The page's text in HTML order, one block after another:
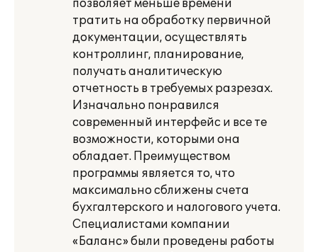
позволяет меньше времени
тратить на обработку первичной
документации, осуществлять
контроллинг, планирование,
получать аналитическую
отчетность в требуемых разрезах.
Изначально понравился
современный интерфейс и все те
возможности, которыми она
обладает. Преимуществом
программы является то, что
максимально сближены счета
бухгалтерского и налогового учета.
Специалистами компании
«Баланс» были проведены работы